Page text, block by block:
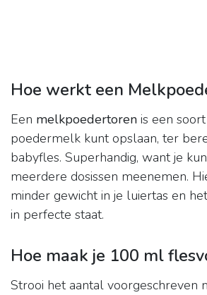
Hoe werkt een
Een melkpoedertoren is een
poedermelk kunt opslaan, ter
babyfles. Superhandig, want je
meerdere dosissen meenemen.
minder gewicht in je luiertas en
in perfecte staat.
Hoe maak je 100 ml
Strooi het aantal voorgeschreven